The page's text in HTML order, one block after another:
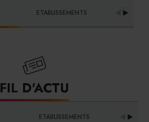
ETABLISSEMENTS
FIL D'ACTU
ETABLISSEMENTS